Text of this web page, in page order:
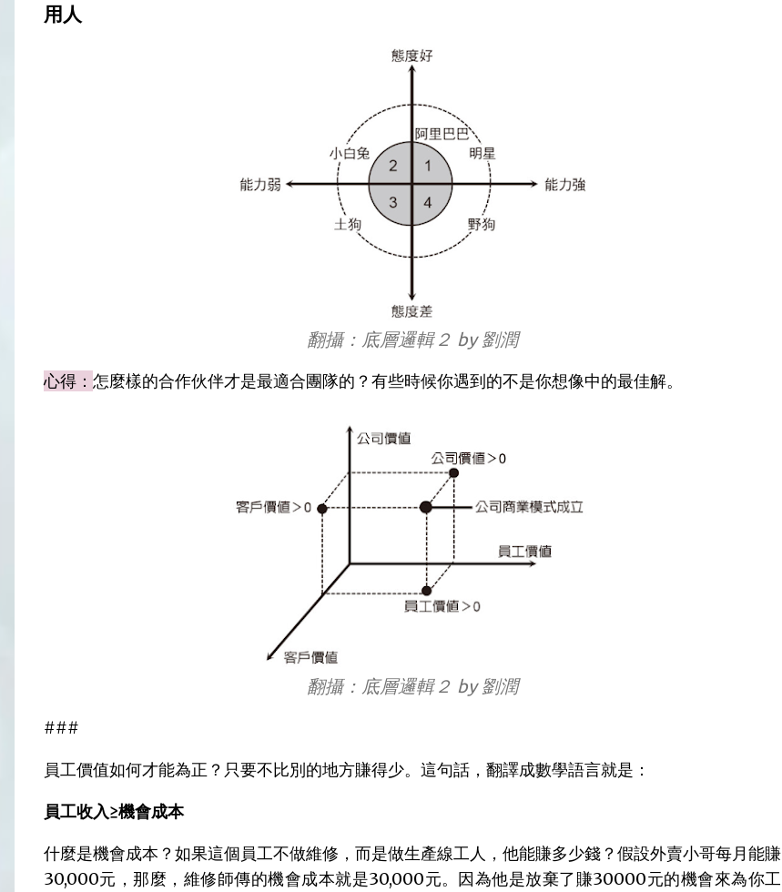
用人
翻攝：底層邏輯２ by 劉潤
心得： 怎麼樣的合作伙伴才是最適合團隊的？有些時候你遇到的不是你想像中的最佳解。
翻攝：底層邏輯２ by 劉潤
###
員工價值如何才能為正？只要不比別的地方賺得少。這句話，翻譯成數學語言就是：
員工收入≥機會成本
什麼是機會成本？如果這個員工不做維修，而是做生產線工人，他能賺多少錢？假設外賣小哥每月能賺
30,000元，那麼，維修師傳的機會成本就是30,000元。因為他是放棄了賺30000元的機會來為你工